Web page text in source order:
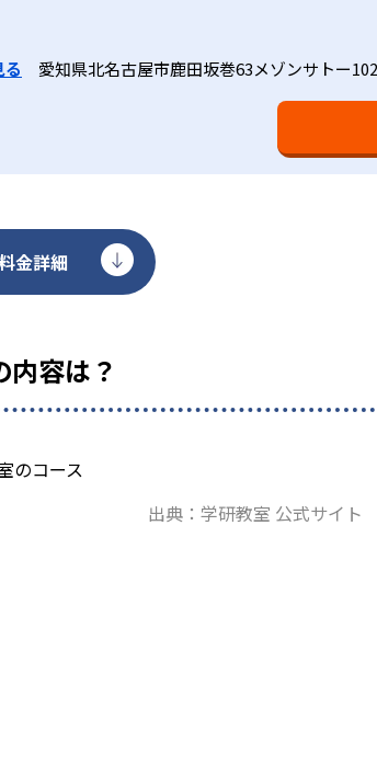
基礎をより重視している分、生徒によっては
愛知県北名古屋市鹿田坂巻63メゾンサトー102
金詳細
容は？
出典：学研教室 公式サイト